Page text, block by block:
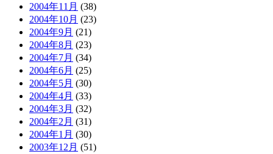
2004年11月 (38)
2004年10月 (23)
2004年9月 (21)
2004年8月 (23)
2004年7月 (34)
2004年6月 (25)
2004年5月 (30)
2004年4月 (33)
2004年3月 (32)
2004年2月 (31)
2004年1月 (30)
2003年12月 (51)